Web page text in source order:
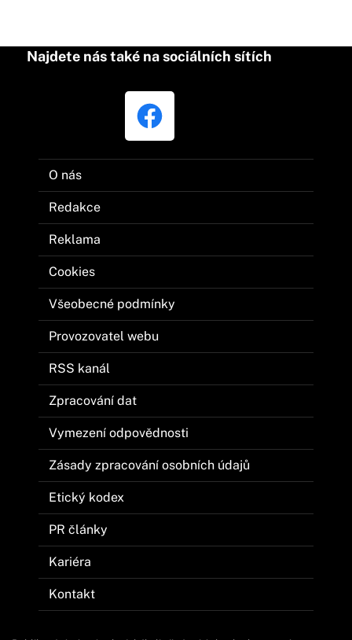
Najdete nás také na sociálních sítích
O nás
Redakce
Reklama
Cookies
Všeobecné podmínky
Provozovatel webu
RSS kanál
Zpracování dat
Vymezení odpovědnosti
Zásady zpracování osobních údajů
Etický kodex
PR články
Kariéra
Kontakt